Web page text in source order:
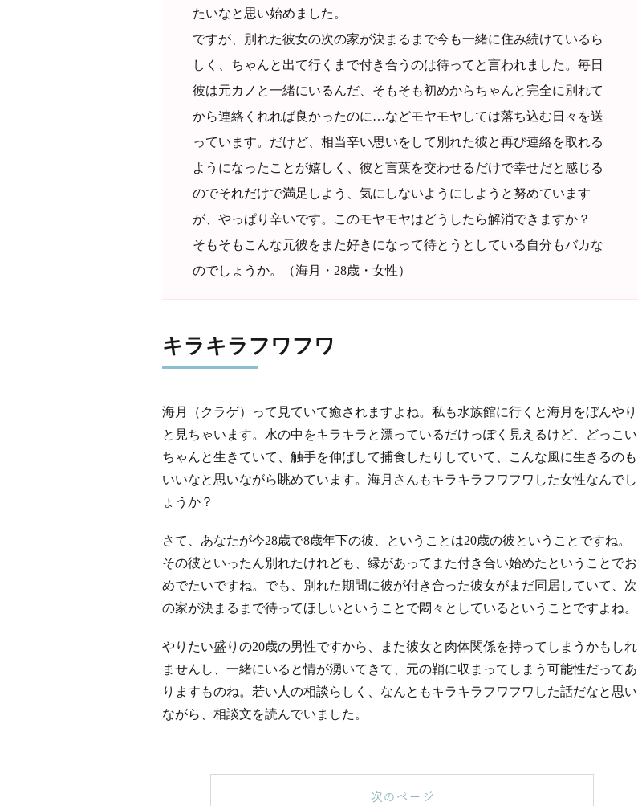
たいなと思い始めました。
ですが、別れた彼女の次の家が決まるまで今も一緒に住み続けているら
しく、ちゃんと出て行くまで付き合うのは待ってと言われました。毎日
彼は元カノと一緒にいるんだ、そもそも初めからちゃんと完全に別れて
から連絡くれれば良かったのに…などモヤモヤしては落ち込む日々を送
っています。だけど、相当辛い思いをして別れた彼と再び連絡を取れる
ようになったことが嬉しく、彼と言葉を交わせるだけで幸せだと感じる
のでそれだけで満足しよう、気にしないようにしようと努めています
が、やっぱり辛いです。このモヤモヤはどうしたら解消できますか？
そもそもこんな元彼をまた好きになって待とうとしている自分もバカな
のでしょうか。（海月・28歳・女性）
キラキラフワフワ
海月（クラゲ）って見ていて癒されますよね。私も水族館に行くと海月をぼんやり
と見ちゃいます。水の中をキラキラと漂っているだけっぽく見えるけど、どっこい
ちゃんと生きていて、触手を伸ばして捕食したりしていて、こんな風に生きるのも
いいなと思いながら眺めています。海月さんもキラキラフワフワした女性なんでし
ょうか？
さて、あなたが今28歳で8歳年下の彼、ということは20歳の彼ということですね。
その彼といったん別れたけれども、縁があってまた付き合い始めたということでお
めでたいですね。でも、別れた期間に彼が付き合った彼女がまだ同居していて、次
の家が決まるまで待ってほしいということで悶々としているということですよね。
やりたい盛りの20歳の男性ですから、また彼女と肉体関係を持ってしまうかもしれ
ませんし、一緒にいると情が湧いてきて、元の鞘に収まってしまう可能性だってあ
りますものね。若い人の相談らしく、なんともキラキラフワフワした話だなと思い
ながら、相談文を読んでいました。
次のページ